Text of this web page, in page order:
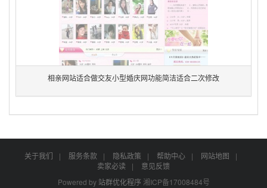
相亲网站适合做交友小型婚庆网功能简洁适合二次修改
关于我们 | 服务条款 | 隐私政策 | 帮助中心 | 网站地图
|
卖家必读
|
意见反馈
Powered by 站群优化程序湘ICP备17008484号